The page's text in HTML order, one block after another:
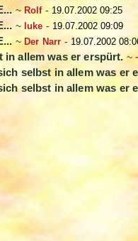
~Rolf- 19.07.2002 09:25
~ luke - 19.07.2002 09:09
~Der Narr - 19.07.2002
allem was er erspürt. ~
selbst in allem was er
selbst in allem was er